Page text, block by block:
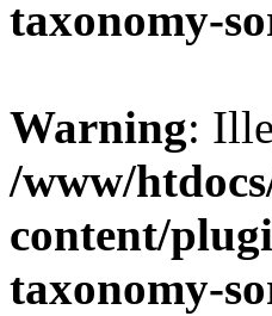
taxonomy-
Warning:
/www/
content/
taxonomy-